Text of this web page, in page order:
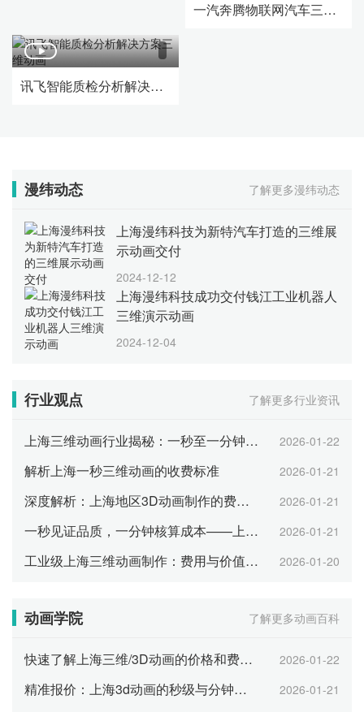
一汽奔腾物联网汽车三维动画
讯飞智能质检分析解决方案三维动画
漫纬动态 了解更多漫纬动态
上海漫纬科技为新特汽车打造的三维展
示动画交付
2024-12-12
上海漫纬科技成功交付钱江工业机器人
三维演示动画
2024-12-04
行业观点 了解更多行业资讯
上海三维动画行业揭秘：一秒至一分钟动画的价格构成 2026-01-22
解析上海一秒三维动画的收费标准 2026-01-21
深度解析：上海地区3D动画制作的费用及价格策略 2026-01-21
一秒见证品质，一分钟核算成本——上海三维产品动画报价指南 2026-01-21
工业级上海三维动画制作：费用与价值分析 2026-01-20
动画学院 了解更多动画百科
快速了解上海三维/3D动画的价格和费用结构 2026-01-22
精准报价：上海3d动画的秒级与分钟级价格差异 2026-01-21